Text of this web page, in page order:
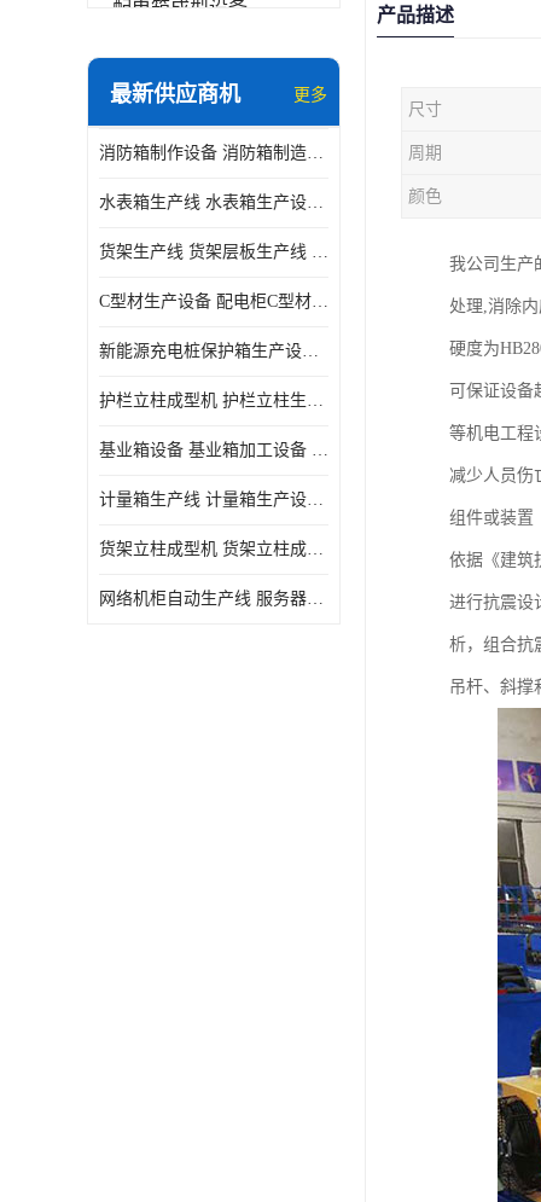
配电箱成型设备
其他
最新供应商机 更多
消防箱制作设备 消防箱制造需要哪些设备
水表箱生产线 水表箱生产设备 加工水表箱需要的设备
货架生产线 货架层板生产线 货架立柱生产线
C型材生产设备 配电柜C型材成型设备 配电柜型材生产线
新能源充电桩保护箱生产设备 充电保护箱生产线
护栏立柱成型机 护栏立柱生产设备 护栏立柱生产线
基业箱设备 基业箱加工设备 基业箱制作设备
计量箱生产线 计量箱生产设备 电网计量箱加工设备
货架立柱成型机 货架立柱成型设备 货架立柱生产设备
网络机柜自动生产线 服务器机柜生产设备 网络机柜制作设备
产品描述
尺寸
周期
颜色
我公司生产
处理,消除
硬度为
可保证设备
等机电工程
减少人员伤
组件或装置
依据《建筑
进行抗震设
析，组合抗
吊杆、斜撑